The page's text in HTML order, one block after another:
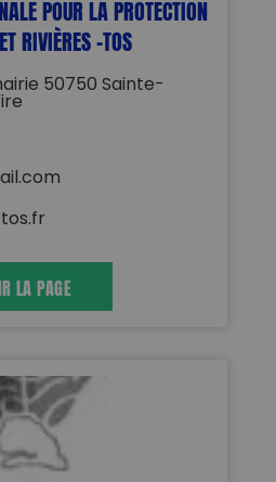
POUR LA PROTECTION
RIVIÈRES -TOS
50750 Sainte-
LA PAGE